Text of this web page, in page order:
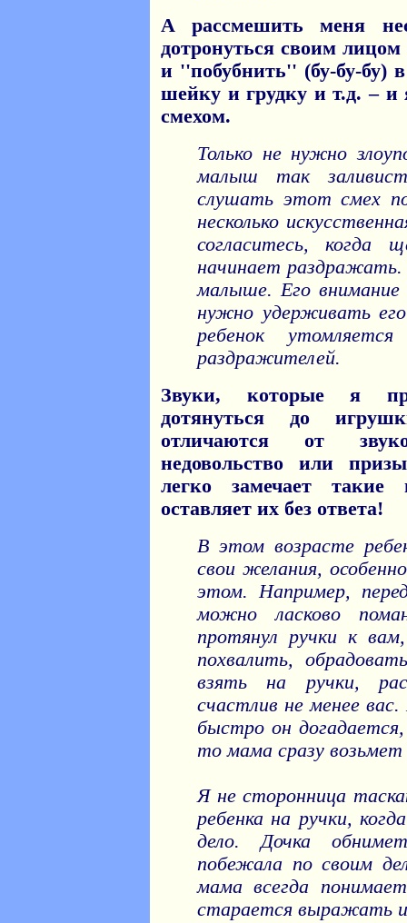
А рассмешить меня
дотронуться своим
и ''побубнить'' (бу-бу-бу)
шейку и грудку и т.д. – и
смехом.
Только не нужно
малыш так
слушать этот смех
несколько
согласитесь, когда
начинает раздражать.
малыше. Его внимание
нужно удерживать
ребенок
раздражителей.
Звуки, которые я
дотянуться до
отличаются от
недовольство или
легко замечает
оставляет их без ответа!
В этом возрасте
свои желания,
этом. Например,
можно ласково
протянул ручки к
похвалить,
взять на ручки,
счастлив не менее
быстро он
то мама сразу возьмет
Я не сторонница
ребенка на ручки,
дело. Дочка
побежала по своим
мама всегда
старается выражать